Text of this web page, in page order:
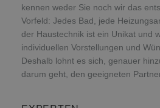
kennen weder Sie noch wir das
Vorfeld: Jedes Bad, jede
der Haustechnik ist ein Unikat und
individuellen Vorstellungen und
Deshalb lohnt es sich, genauer
darum geht, den geeigneten